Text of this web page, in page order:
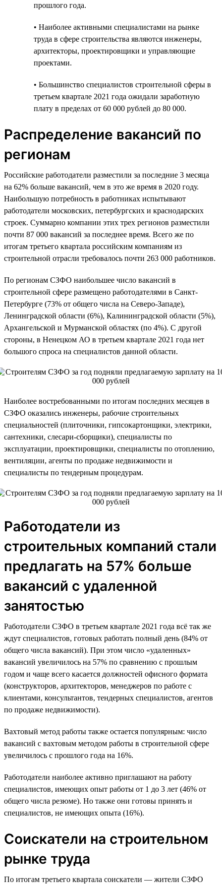
прошлого года.
• Наиболее активными специалистами на рынке
труда в сфере строительства являются инженеры,
архитекторы, проектировщики и управляющие
проектами.
• Большинство специалистов строительной сферы в
третьем квартале 2021 года ожидали заработную
плату в пределах от 60 000 рублей до 80 000.
Распределение вакансий по
регионам
Российские работодатели разместили за последние 3 месяца
на 62% больше вакансий, чем в это же время в 2020 году.
Наибольшую потребность в работниках испытывают
работодатели московских, петербургских и краснодарских
строек. Суммарно компании этих трех регионов разместили
почти 87 000 вакансий за последнее время. Всего же по
итогам третьего квартала российским компаниям из
строительной отрасли требовалось почти 263 000 работников.
По регионам СЗФО наибольшее число вакансий в
строительной сфере размещено работодателями в Санкт-
Петербурге (73% от общего числа на Северо-Западе),
Ленинградской области (6%), Калининградской области (5%),
Архангельской и Мурманской областях (по 4%). С другой
стороны, в Ненецком АО в третьем квартале 2021 года нет
большого спроса на специалистов данной области.
Наиболее востребованными по итогам последних месяцев в
СЗФО оказались инженеры, рабочие строительных
специальностей (плиточники, гипсокартонщики, электрики,
сантехники, слесари-сборщики), специалисты по
эксплуатации, проектировщики, специалисты по отоплению,
вентиляции, агенты по продаже недвижимости и
специалисты по тендерным процедурам.
Работодатели из
строительных компаний стали
предлагать на 57% больше
вакансий с удаленной
занятостью
Работодатели СЗФО в третьем квартале 2021 года всё так же
ждут специалистов, готовых работать полный день (84% от
общего числа вакансий). При этом число «удаленных»
вакансий увеличилось на 57% по сравнению с прошлым
годом и чаще всего касается должностей офисного формата
(конструкторов, архитекторов, менеджеров по работе с
клиентами, консультантов, тендерных специалистов, агентов
по продаже недвижимости).
Вахтовый метод работы также остается популярным: число
вакансий с вахтовым методом работы в строительной сфере
увеличилось с прошлого года на 16%.
Работодатели наиболее активно приглашают на работу
специалистов, имеющих опыт работы от 1 до 3 лет (46% от
общего числа резюме). Но также они готовы принять и
специалистов, не имеющих опыта (16%).
Соискатели на строительном
рынке труда
По итогам третьего квартала соискатели — жители СЗФО